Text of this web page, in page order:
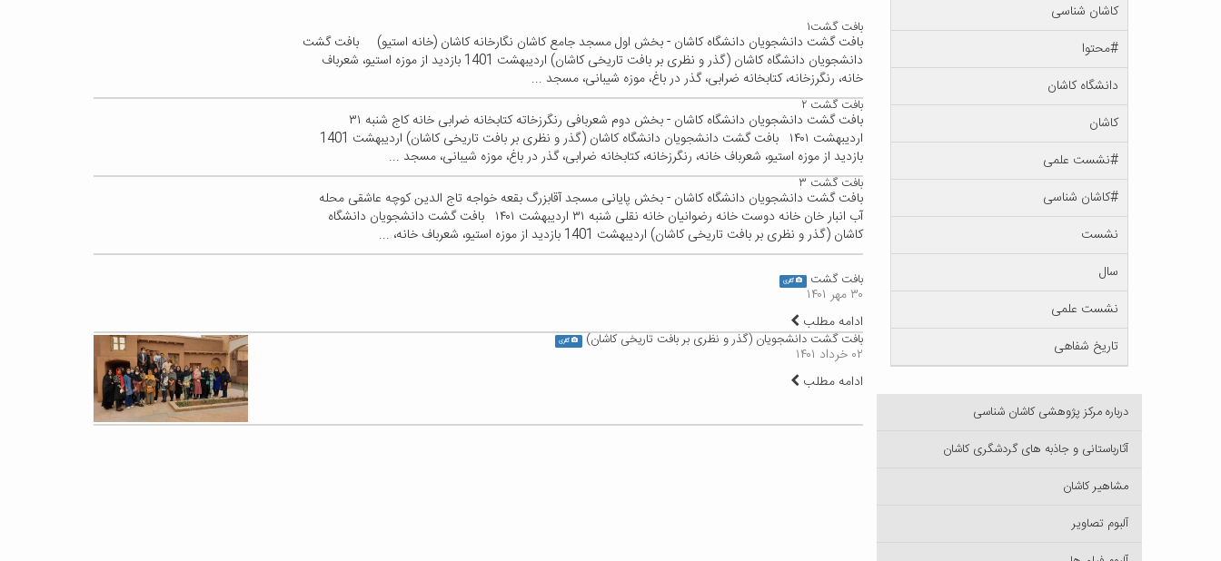
بافت گشت۱
بافت گشت دانشجویان دانشگاه کاشان - بخش اول مسجد جامع کاشان نگارخانه کاشان (خانه استیو) بافت گشت
دانشجویان دانشگاه کاشان (گذر و نظری بر بافت تاریخی کاشان) اردیبهشت 1401 بازدید از موزه استیو، شعرباف
خانه، رنگرزخانه، کتابخانه ضرابی، گذر در باغ، موزه شیبانی، مسجد ...
بافت گشت ۲
بافت گشت دانشجویان دانشگاه کاشان - بخش دوم شعربافی رنگرزخاته کتابخانه ضرابی خانه کاج شنبه ۳۱
اردیبهشت ۱۴۰۱ بافت گشت دانشجویان دانشگاه کاشان (گذر و نظری بر بافت تاریخی کاشان) اردیبهشت 1401
بازدید از موزه استیو، شعرباف خانه، رنگرزخانه، کتابخانه ضرابی، گذر در باغ، موزه شیبانی، مسجد ...
بافت گشت ۳
بافت گشت دانشجویان دانشگاه کاشان - بخش پایانی مسجد آقابزرگ بقعه خواجه تاج الدین کوچه عاشقی محله
آب انبار خان خانه دوست خانه رضوانیان خانه نقلی شنبه ۳۱ اردیبهشت ۱۴۰۱ بافت گشت دانشجویان دانشگاه
کاشان (گذر و نظری بر بافت تاریخی کاشان) اردیبهشت 1401 بازدید از موزه استیو، شعرباف خانه، ...
بافت گشت گالری
۳۰ مهر ۱۴۰۱
ادامه مطلب
بافت گشت دانشجویان (گذر و نظری بر بافت تاریخی کاشان) گالری
۰۲ خرداد ۱۴۰۱
ادامه مطلب
کاشان شناسی
#محتوا
دانشگاه کاشان
کاشان
#نشست علمی
#کاشان شناسی
نشست
سال
نشست علمی
تاریخ شفاهی
درباره مرکز پژوهشی کاشان شناسی
آثارباستانی و جاذبه های گردشگری کاشان
مشاهیر کاشان
آلبوم تصاویر